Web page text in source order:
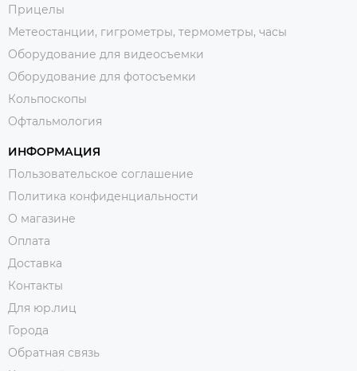
Прицелы
Метеостанции, гигрометры, термометры, часы
Оборудование для видеосъемки
Оборудование для фотосъемки
Кольпоскопы
Офтальмология
ИНФОРМАЦИЯ
Пользовательское соглашение
Политика конфиденциальности
О магазине
Оплата
Доставка
Контакты
Для юр.лиц
Города
Обратная связь